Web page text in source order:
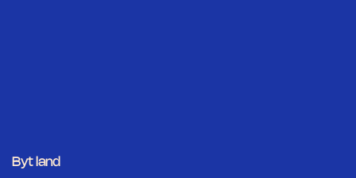
Byt land